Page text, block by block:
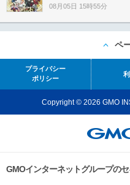
08月05日 15時55分
ペ
プライバシー
ポリシー
Copyright © 2026 GMO
GMOインターネットグループの